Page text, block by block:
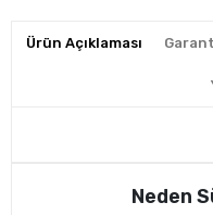
Ürün Açıklaması
Neden